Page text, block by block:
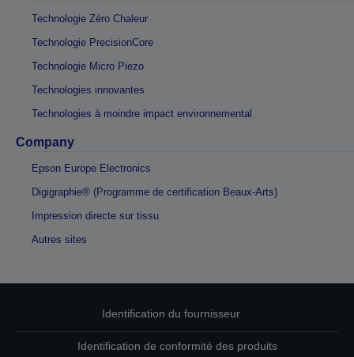
Technologie Zéro Chaleur
Technologie PrecisionCore
Technologie Micro Piezo
Technologies innovantes
Technologies à moindre impact environnemental
Company
Epson Europe Electronics
Digigraphie® (Programme de certification Beaux-Arts)
Impression directe sur tissu
Autres sites
Identification du fournisseur
Identification de conformité des produits